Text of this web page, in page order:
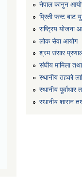
नेपाल कानुन
प्रिती फन्ट बाट
राष्ट्रिय योजना
लोक सेवा आयोग
श्रम संसार
संघीय मामिला
स्थानीय तहको
स्थानीय
स्थानीय शासन